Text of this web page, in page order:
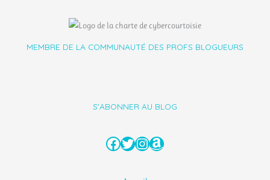
MEMBRE DE LA COMMUNAUTÉ DES PROFS BLOGUEURS
S'ABONNER AU BLOG
Facebook
Twitter
Instagram
Amazon